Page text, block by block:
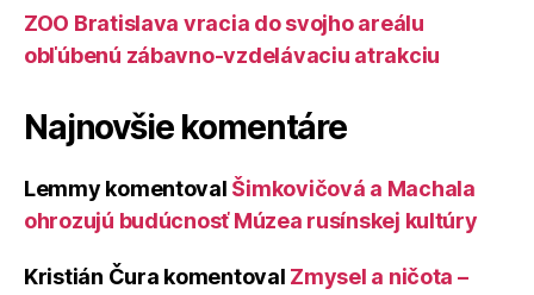
ZOO Bratislava vracia do svojho areálu
obľúbenú zábavno-vzdelávaciu atrakciu
Najnovšie komentáre
Lemmy komentoval Šimkovičová a Machala
ohrozujú budúcnosť Múzea rusínskej kultúry
Kristián Čura komentoval Zmysel a ničota –